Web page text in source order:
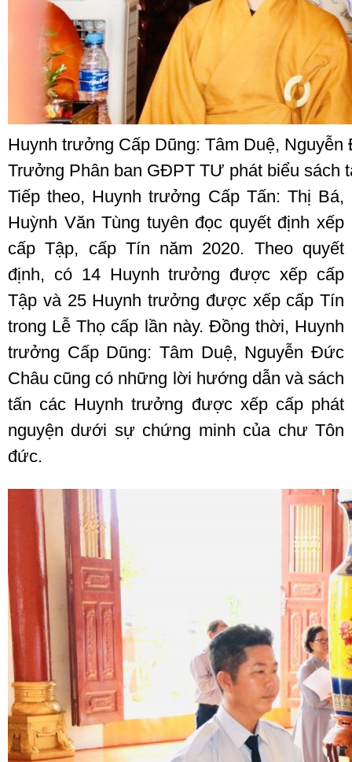
Huynh trưởng Cấp Dũng: Tâm Duệ,
Trưởng Phân ban GĐPT TƯ phát biểu sách
Tiếp theo, Huynh trưởng Cấp Tấn: Thị Bá,
Huỳnh Văn Tùng tuyên đọc quyết định xếp
cấp Tập, cấp Tín năm 2020. Theo quyết
định, có 14 Huynh trưởng được xếp cấp
Tập và 25 Huynh trưởng được xếp cấp Tín
trong Lễ Thọ cấp lần này. Đồng thời, Huynh
trưởng Cấp Dũng: Tâm Duệ, Nguyễn Đức
Châu cũng có những lời hướng dẫn và sách
tấn các Huynh trưởng được xếp cấp phát
nguyện dưới sự chứng minh của chư Tôn
đức.